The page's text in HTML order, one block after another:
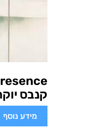
קנבס
מידע נוסף